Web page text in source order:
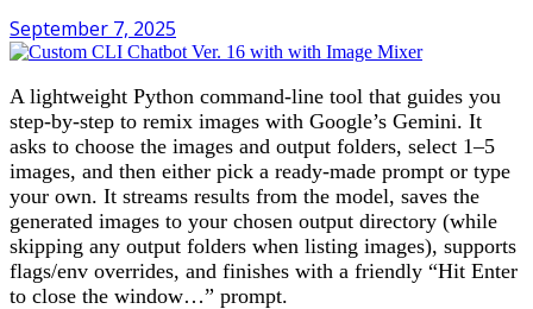
September 7, 2025
A lightweight Python command-line tool that guides you
step-by-step to remix images with Google’s Gemini. It
asks to choose the images and output folders, select 1–5
images, and then either pick a ready-made prompt or type
your own. It streams results from the model, saves the
generated images to your chosen output directory (while
skipping any output folders when listing images), supports
flags/env overrides, and finishes with a friendly “Hit Enter
to close the window…” prompt.